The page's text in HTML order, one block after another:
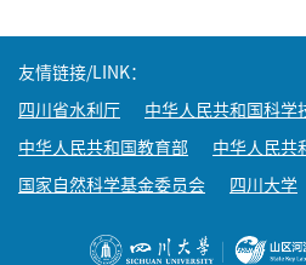
友情链接/LINK：
四川省水利厅 中华人民共和国科学
中华人民共和国教育部 中华人民共
国家自然科学基金委员会 四川大学